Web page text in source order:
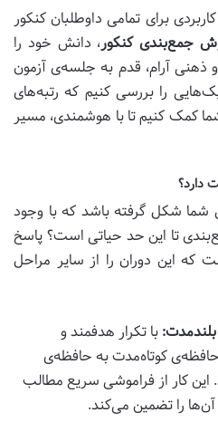
برای تمامی داوطلبان کنکور
جمع‌بندی کنکور، دانش خود را
ذهنی آرام، قدم به جلسه‌ی آزمون
را بررسی کنیم که رتبه‌های
شما کمک کنیم تا با هوشمندی، مسیر
دارد؟
شکل گرفته باشد که با وجود
تا این حد حیاتی است؟ پاسخ
که این دوران را از سایر مراحل
با تکرار هدفمند و
حافظه‌ی کوتاه‌مدت به حافظه‌ی
کار از فراموشی سریع مطالب
آن‌ها را تضمین می‌کند.